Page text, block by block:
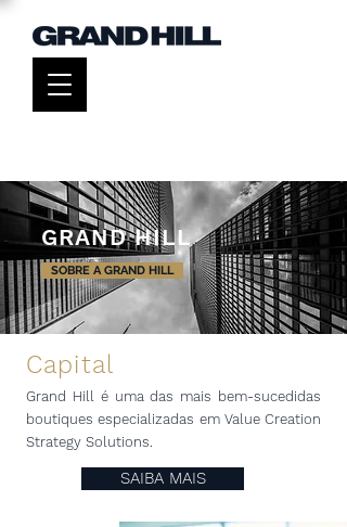
GRAND HILL
SOBRE A GRAND HILL
Capital
Grand Hill é uma das mais bem-sucedidas
boutiques especializadas em Value Creation
Strategy Solutions.
SAIBA MAIS